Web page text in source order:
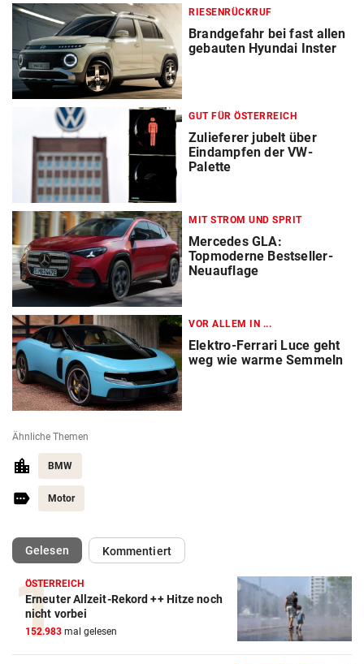
RIESENRÜCKRUF
Brandgefahr bei fast allen
gebauten Hyundai Inster
GUT FÜR ÖSTERREICH
Zulieferer jubelt über
Eindampfen der VW-
Palette
MIT STROM UND SPRIT
Mercedes GLA:
Topmoderne Bestseller-
Neuauflage
VOR ALLEM IN ...
Elektro-Ferrari Luce geht
weg wie warme Semmeln
Ähnliche Themen
BMW
Motor
Gelesen(ausgewählt)Kommentiert
ÖSTERREICH
Erneuter Allzeit-Rekord ++ Hitze noch
nicht vorbei
152.983 mal gelesen
Autobatterie Vergleich
ZUM VERGLEICH